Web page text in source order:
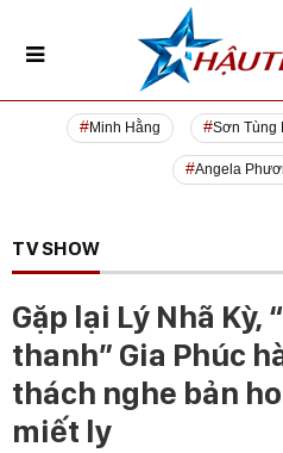
Minh Hằng Sơn Tùng
Angela
TV SHOW
Gặp lại Lý Nhã Kỳ,
thanh” Gia Phúc
thách nghe bản
miết ly